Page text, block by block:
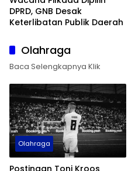
DPRD, GNB Desak
Keterlibatan Publik Daerah
Olahraga
Baca Selengkapnya Klik
Olahraga
Postingan Toni Kroos